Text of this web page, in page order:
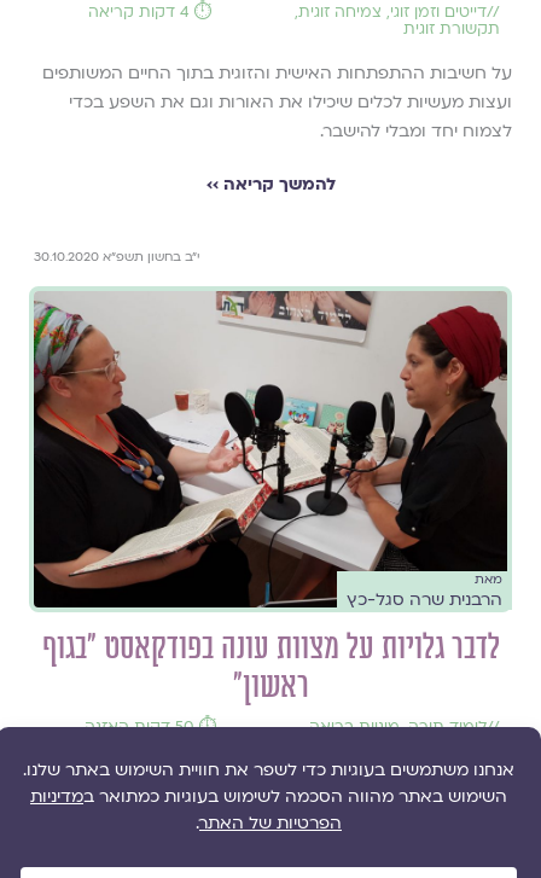
//דייטים וזמן זוגי, צמיחה זוגית,
תקשורת זוגית
⏱️ 4 דקות קריאה
על חשיבות ההתפתחות האישית והזוגית בתוך החיים המשותפים
ועצות מעשיות לכלים שיכילו את האורות וגם את השפע בכדי
לצמוח יחד ומבלי להישבר.
להמשך קריאה ››
י״ב בחשון תשפ״א 30.10.2020
מאת
הרבנית שרה סגל-כץ
לדבר גלויות על מצוות עונה בפודקאסט ״בגוף
ראשון״
//לימוד תורה,מיניות בריאה,
תקשורת זוגית
⏱️ 50 דקות האזנה
פרק נוסף בפודקאסט ״בגוף ראשון״ של מרכז יהל; הרבנית שרה
סגל-כץ התארחה על-ידי ד״ר מיכל פרינס לשיחה על מצוות עונה
והרלוונטיות שלה לימינו. מוזמנות ומוזמנים להאזין.